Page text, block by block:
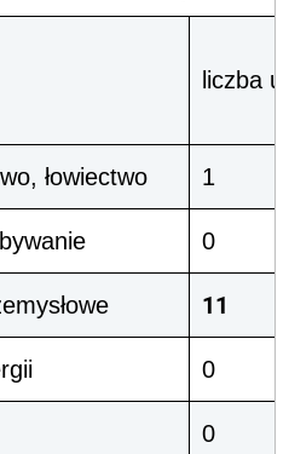
liczba
łowiectwo 1
0
11
0
0